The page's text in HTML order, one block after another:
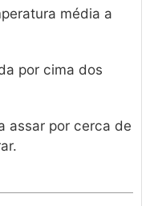
média a
por cima dos
assar por cerca de